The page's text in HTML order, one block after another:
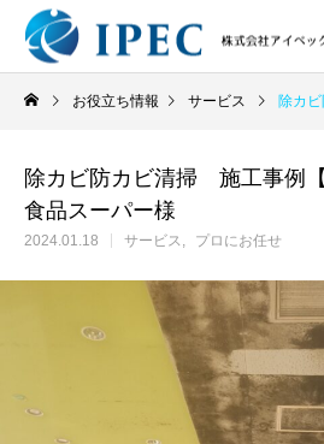
お役立ち情報 サービス 除カビ防カ
除カビ防カビ清掃 施工事例【
食品スーパー様
2024.01.18 サービス プロにお任せ